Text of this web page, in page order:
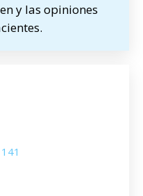
y las opiniones